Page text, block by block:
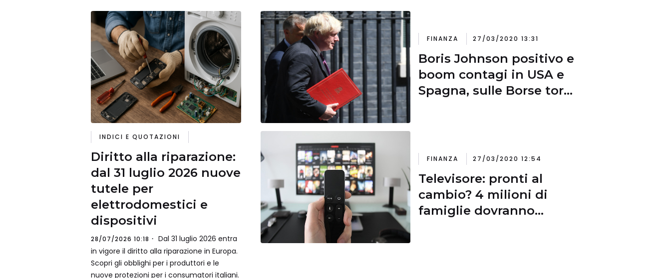
INDICI E QUOTAZIONI
Diritto alla riparazione:
dal 31 luglio 2026 nuove
tutele per
elettrodomestici e
dispositivi
28/07/2026 10:18
Dal 31 luglio 2026 entra
in vigore il diritto alla riparazione in Europa.
Scopri gli obblighi per i produttori e le
nuove protezioni per i consumatori italiani.
FINANZA 27/03/2020 13:31
Boris Johnson positivo e
boom contagi in USA e
Spagna, sulle Borse torna
FINANZA 27/03/2020 12:54
Televisore: pronti al
cambio? 4 milioni di
famiglie dovranno